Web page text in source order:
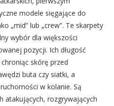
modele sięgające do
„mid” lub „crew”. Te skarpety
wybór dla większości
pozycji. Ich długość
skórę przed
buta czy siatki, a
w kolanie. Są
atakujących, rozgrywających